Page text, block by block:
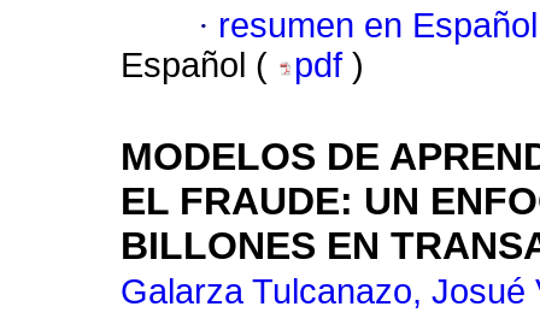
· resumen en Español
Español (
pdf )
MODELOS DE
EL FRAUDE: UN
BILLONES EN
Galarza Tulcanazo, Josué